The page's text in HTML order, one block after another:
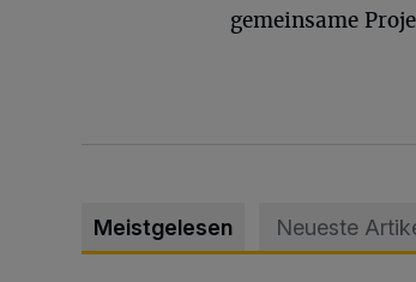
gemeinsame
Meistgelesen Neueste